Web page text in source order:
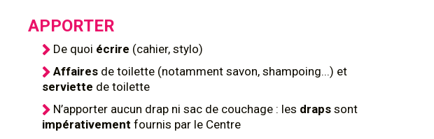
APPORTER
De quoi écrire (cahier, stylo)
Affaires de toilette (notamment savon, shampoing...) et
serviette de toilette
N’apporter aucun drap ni sac de couchage : les draps sont
impérativement fournis par le Centre